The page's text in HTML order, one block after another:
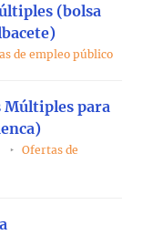
(bolsa
de empleo público
Múltiples para
Ofertas de